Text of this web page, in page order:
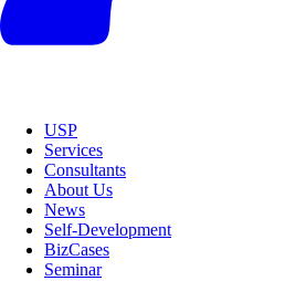
USP
Services
Consultants
About Us
News
Self-Development
BizCases
Seminar